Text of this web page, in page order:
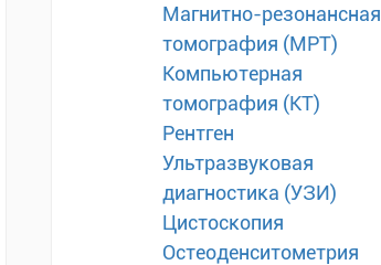
Магнитно-резонансная
томография (МРТ)
Компьютерная
томография (КТ)
Рентген
Ультразвуковая
диагностика (УЗИ)
Цистоскопия
Остеоденситометрия